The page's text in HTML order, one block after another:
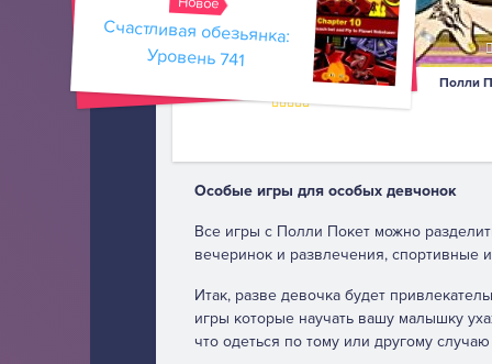
Полли Покет в парке Полли
Особые игры для особых девчонок
Все игры с Полли Покет можно
вечеринок и развлечения, спортивные
Итак, разве девочка будет
игры которые научать вашу малышку
что одеться по тому или другому
Счастливая обезьянка:
Уровень 741